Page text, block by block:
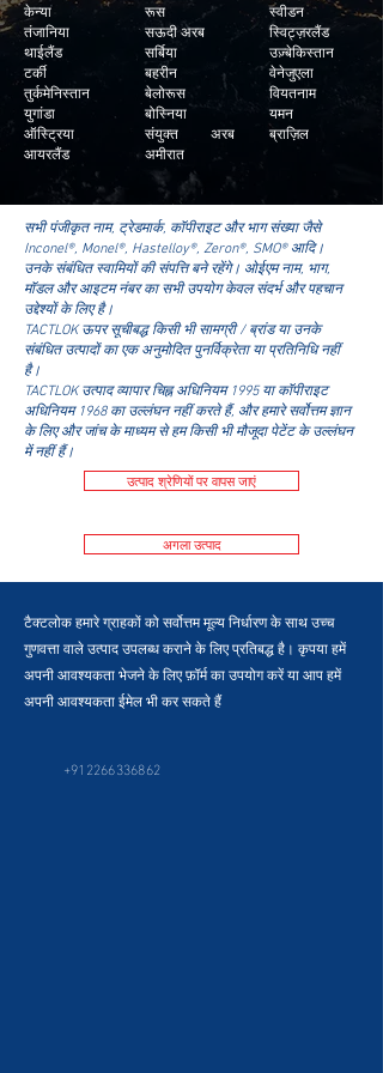
केन्या
तंजानिया
थाईलैंड
टर्की
तुर्कमेनिस्तान
युगांडा
ऑस्ट्रिया
आयरलैंड
रूस
सऊदी अरब
सर्बिया
बहरीन
बेलोरूस
बोस्निया
संयुक्त अरब
अमीरात
स्वीडन
स्विट्ज़रलैंड
उज़्बेकिस्तान
वेनेजुएला
वियतनाम
यमन
ब्राज़िल
सभी पंजीकृत नाम, ट्रेडमार्क, कॉपीराइट और भाग संख्या जैसे
Inconel®, Monel®, Hastelloy®, Zeron®, SMO® आदि।
उनके संबंधित स्वामियों की संपत्ति बने रहेंगे। ओईएम नाम, भाग,
मॉडल और आइटम नंबर का सभी उपयोग केवल संदर्भ और पहचान
उद्देश्यों के लिए है।
TACTLOK ऊपर सूचीबद्ध किसी भी सामग्री / ब्रांड या उनके
संबंधित उत्पादों का एक अनुमोदित पुनर्विक्रेता या प्रतिनिधि नहीं
है।
TACTLOK उत्पाद व्यापार चिह्न अधिनियम 1995 या कॉपीराइट
अधिनियम 1968 का उल्लंघन नहीं करते हैं, और हमारे सर्वोत्तम ज्ञान
के लिए और जांच के माध्यम से हम किसी भी मौजूदा पेटेंट के उल्लंघन
में नहीं हैं।
उत्पाद श्रेणियों पर वापस जाएं
अगला उत्पाद
टैक्टलोक हमारे ग्राहकों को सर्वोत्तम मूल्य निर्धारण के साथ उच्च
गुणवत्ता वाले उत्पाद उपलब्ध कराने के लिए प्रतिबद्ध है। कृपया हमें
अपनी आवश्यकता भेजने के लिए फ़ॉर्म का उपयोग करें या आप हमें
अपनी आवश्यकता ईमेल भी कर सकते हैं
+912266336862